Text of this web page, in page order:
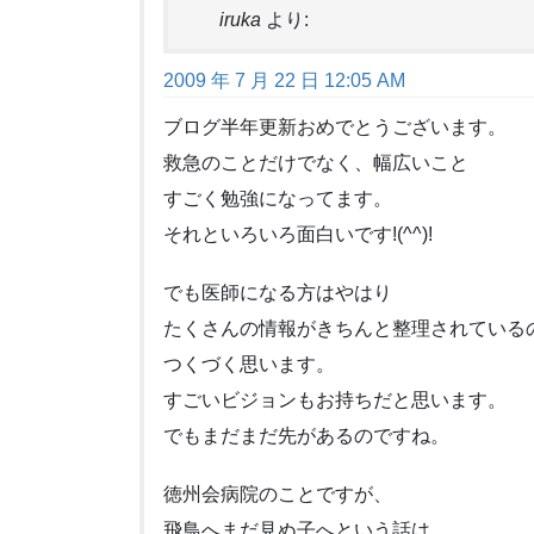
iruka より:
2009 年 7 月 22 日 12:05 AM
ブログ半年更新おめでとうございます。
救急のことだけでなく、幅広いこと
すごく勉強になってます。
それといろいろ面白いです!(^^)!
でも医師になる方はやはり
たくさんの情報がきちんと整理されてい
つくづく思います。
すごいビジョンもお持ちだと思います。
でもまだまだ先があるのですね。
徳州会病院のことですが、
飛鳥へまだ見ぬ子へという話は